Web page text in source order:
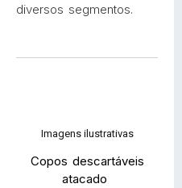
diversos segmentos.
Imagens ilustrativas
Copos descartáveis
atacado